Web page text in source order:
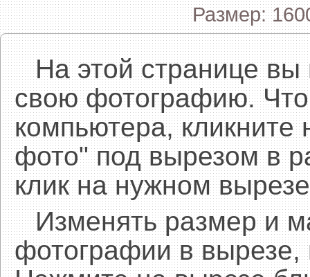
Размер:
На этой странице вы
свою фотографию.
компьютера, кликните
фото" под вырезом в
клик на нужном
Изменять размер и
фотографии в